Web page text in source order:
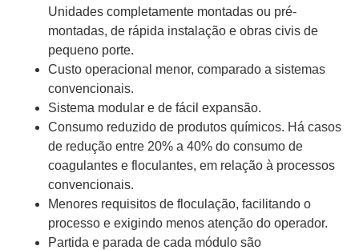
Unidades completamente montadas ou pré-
montadas, de rápida instalação e obras civis de
pequeno porte.
Custo operacional menor, comparado a sistemas
convencionais.
Sistema modular e de fácil expansão.
Consumo reduzido de produtos químicos. Há casos
de redução entre 20% a 40% do consumo de
coagulantes e floculantes, em relação à processos
convencionais.
Menores requisitos de floculação, facilitando o
processo e exigindo menos atenção do operador.
Partida e parada de cada módulo são